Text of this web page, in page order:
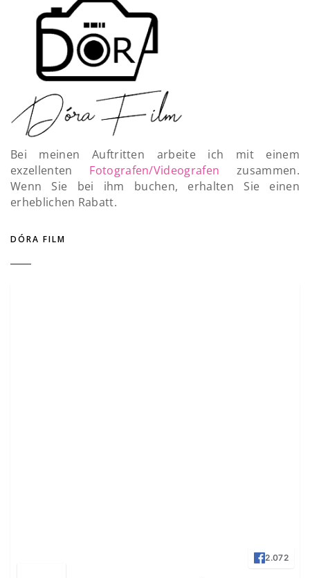
Bei meinen Auftritten arbeite ich mit einem
exzellenten Fotografen/Videografen zusammen.
Wenn Sie bei ihm buchen, erhalten Sie einen
erheblichen Rabatt.
DÓRA FILM
2.072